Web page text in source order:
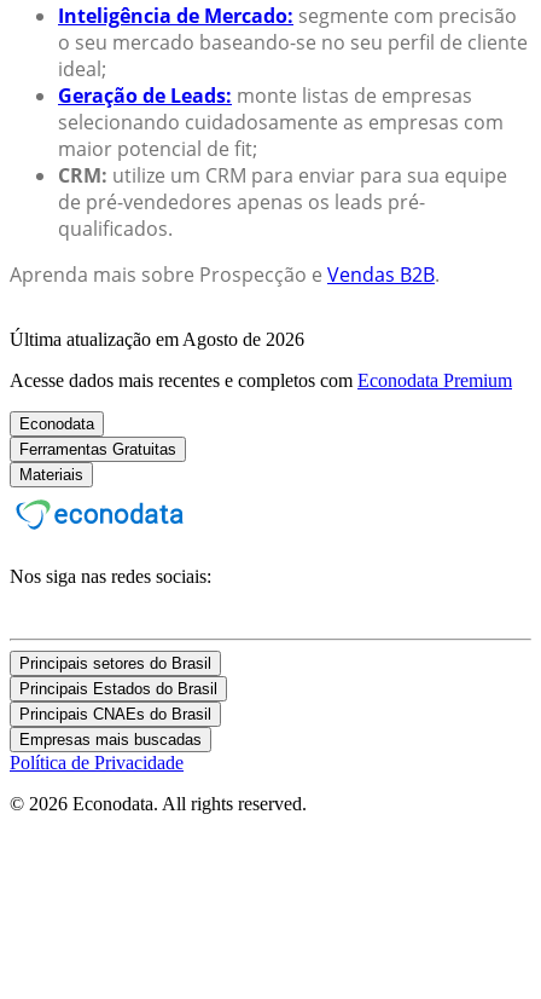
Inteligência de Mercado: segmente com precisão
o seu mercado baseando-se no seu perfil de cliente
ideal;
Geração de Leads: monte listas de empresas
selecionando cuidadosamente as empresas com
maior potencial de fit;
CRM: utilize um CRM para enviar para sua equipe
de pré-vendedores apenas os leads pré-
qualificados.
Aprenda mais sobre Prospecção e Vendas B2B.
Última atualização em Agosto de 2026
Acesse dados mais recentes e completos com Econodata Premium
Econodata
Ferramentas Gratuitas
Materiais
Nos siga nas redes sociais:
Principais setores do Brasil
Principais Estados do Brasil
Principais CNAEs do Brasil
Empresas mais buscadas
Política de Privacidade
© 2026 Econodata. All rights reserved.